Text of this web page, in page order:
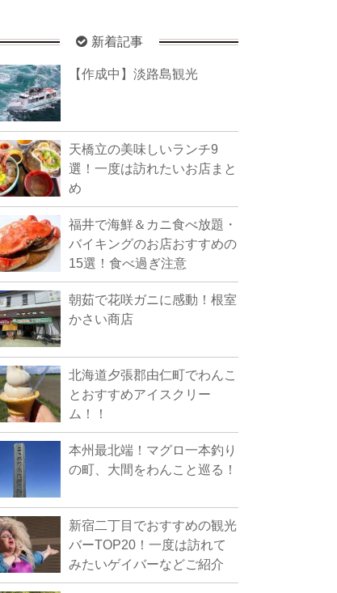
新着記事
【作成中】淡路島観光
天橋立の美味しいランチ9
選！一度は訪れたいお店まと
め
福井で海鮮＆カニ食べ放題・
バイキングのお店おすすめの
15選！食べ過ぎ注意
朝茹で花咲ガニに感動！根室
かさい商店
北海道夕張郡由仁町でわんこ
とおすすめアイスクリー
ム！！
本州最北端！マグロ一本釣り
の町、大間をわんこと巡る！
新宿二丁目でおすすめの観光
バーTOP20！一度は訪れて
みたいゲイバーなどご紹介